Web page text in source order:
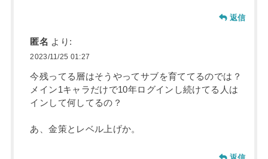
返信
匿名 より:
2023/11/25 01:27
今残ってる層はそうやってサブを育ててるのでは？
メイン1キャラだけで10年ログインし続けてる人は
インして何してるの？
あ、金策とレベル上げか。